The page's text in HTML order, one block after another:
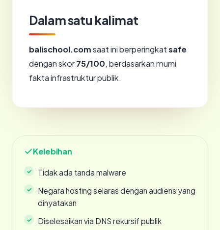
Dalam satu kalimat
balischool.comsaat ini berperingkatsafe
dengan skor75/100, berdasarkan murni
fakta infrastruktur publik.
Kelebihan
Tidak ada tanda malware
Negara hosting selaras dengan audiens yang
dinyatakan
Diselesaikan via DNS rekursif publik